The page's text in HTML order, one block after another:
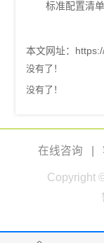
标准配置清单
本文网址：
没有了！
没有了！
在线咨询
Copyright